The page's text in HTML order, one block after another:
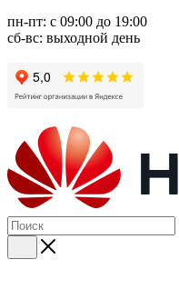
пн-пт: с 09:00 до 19:00
сб-вс: выходной день